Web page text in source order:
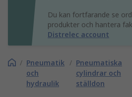
Du kan fortfarande se
produkter och hantera
Distrelec account
/ Pneumatik
och
hydraulik
/ Pneumatiska
cylindrar och
ställdon